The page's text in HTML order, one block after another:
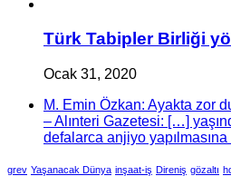
Türk Tabipler Birliği
Ocak 31, 2020
M. Emin Özkan: Ayakta zor
– Alınteri Gazetesi: […]
defalarca anjiyo yapılmasına
grev Yaşanacak Dünya inşaat-iş Direniş gözaltı